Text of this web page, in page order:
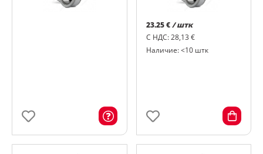
23.25 € / штк
С НДС: 28,13 €
Наличие: <10 штк